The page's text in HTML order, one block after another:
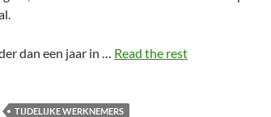
dan een jaar in … Read the rest
TIJDELIJKE WERKNEMERS